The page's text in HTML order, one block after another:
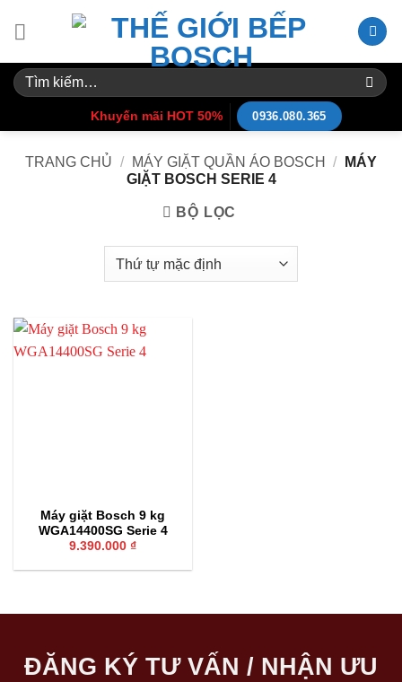
Tìm
kiếm:
Khuyến mãi HOT 50% 0936.080.365
TRANG CHỦ / MÁY GIẶT QUẦN ÁO BOSCH /
MÁY
GIẶT BOSCH SERIE 4
BỘ LỌC
Máy giặt Bosch 9 kg
WGA14400SG Serie 4
9.390.000 ₫
ĐĂNG KÝ TƯ VẤN / NHẬN ƯU